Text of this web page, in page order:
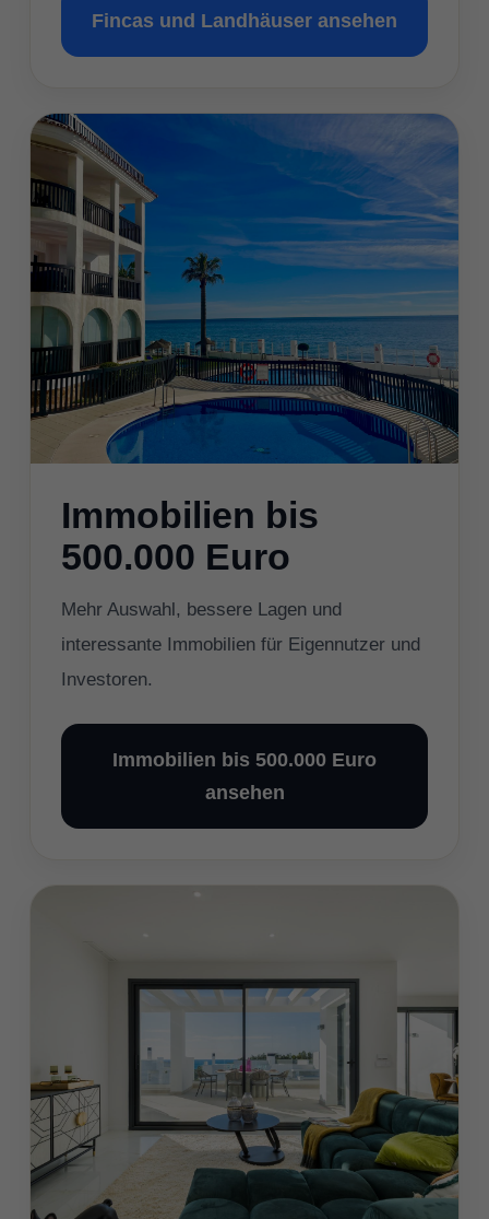
Fincas und Landhäuser ansehen
Immobilien bis
500.000 Euro
Mehr Auswahl, bessere Lagen und
interessante Immobilien für Eigennutzer und
Investoren.
Immobilien bis 500.000 Euro
ansehen